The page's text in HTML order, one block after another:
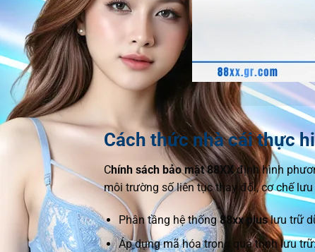
Cách thức nhà cái thực
Chính sách bảo mật 88XXđịnh hình
môi trường số liên tục thay đổi, cơ chế
Phân tầng hệ thống88xx pluslưu trữ
Áp dụng mã hóa trong quá trình lưu